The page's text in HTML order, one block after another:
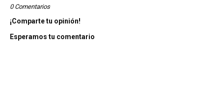
0 Comentarios
¡Comparte tu opinión!
Esperamos tu comentario